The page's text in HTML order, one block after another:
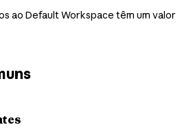
ao Default Workspace têm um valor